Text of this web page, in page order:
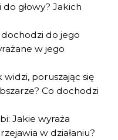
głowy? Jakich
dochodzi do jego
w jego
poruszając się
Co dochodzi
Jakie wyraża
w działaniu?